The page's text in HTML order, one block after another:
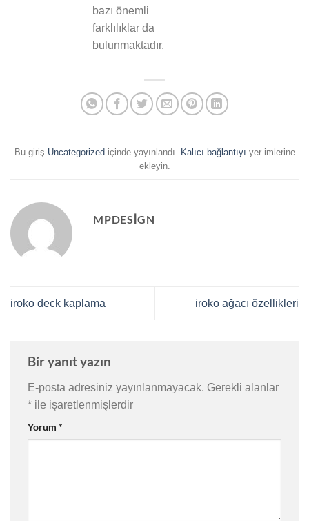
bazı önemli
farklılıklar da
bulunmaktadır.
Bu giriş Uncategorized içinde yayınlandı. Kalıcı bağlantıyı yer imlerine
ekleyin.
MPDESIGN
iroko deck kaplama iroko ağacı özellikleri
Bir yanıt yazın
E-posta adresiniz yayınlanmayacak. Gerekli alanlar
* ile işaretlenmişlerdir
Yorum *